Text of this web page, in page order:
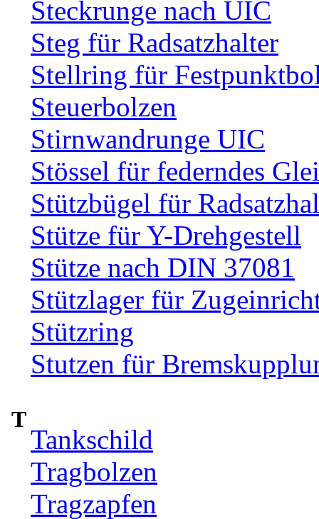
Steckrunge nach UIC
Steg für Radsatzhalter
Stellring für
Steuerbolzen
Stirnwandrunge UIC
Stössel für federndes
Stützbügel für
Stütze für Y-Drehgestell
Stütze nach DIN 37081
Stützlager für
Stützring
Stutzen für
T
Tankschild
Tragbolzen
Tragzapfen